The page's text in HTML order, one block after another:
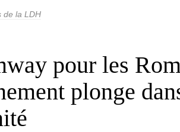
de la LDH
pour les
plonge